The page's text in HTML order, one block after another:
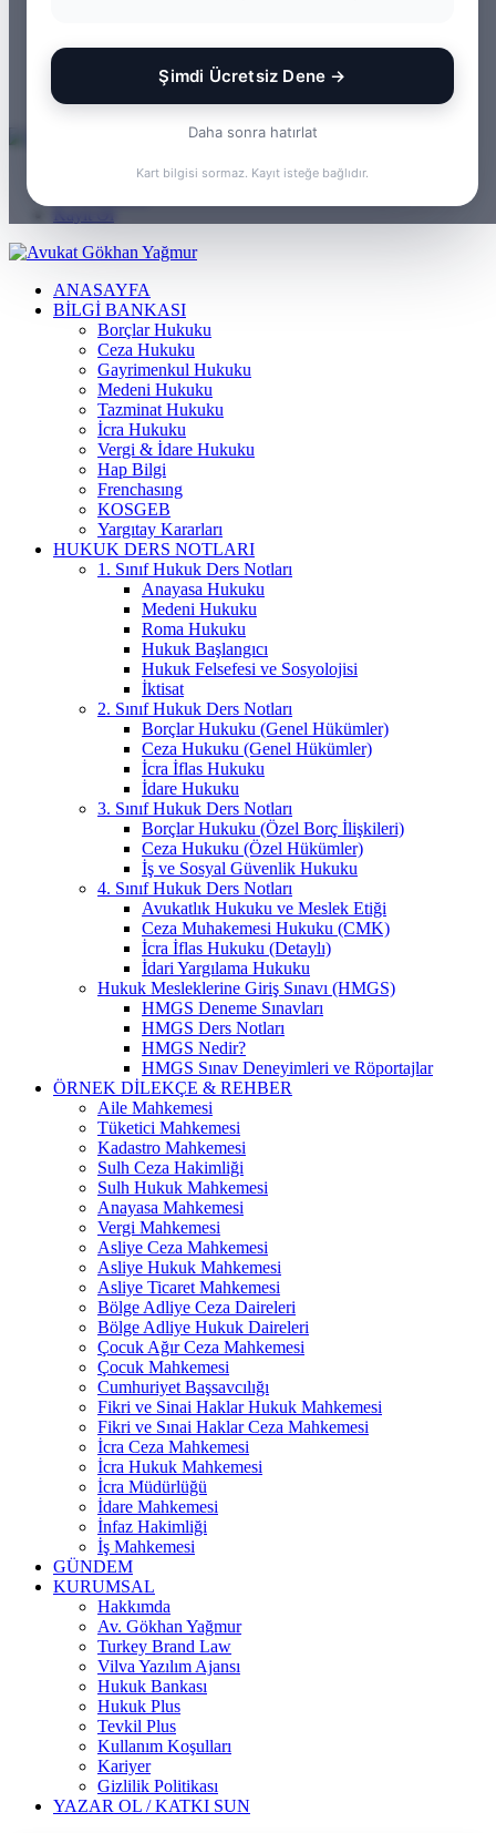
Şimdi Ücretsiz Dene →
Daha sonra hatırlat
Kart bilgisi sormaz. Kayıt isteğe bağlıdır.
Rastgele Makale
ANASAYFA
BILGI BANKASI
Borçlar Hukuku
Ceza Hukuku
Gayrimenkul Hukuku
Medeni Hukuku
Tazminat Hukuku
İcra Hukuku
Vergi & İdare Hukuku
Hap Bilgi
Frenchasıng
KOSGEB
Yargıtay Kararları
HUKUK DERS NOTLARI
1. Sınıf Hukuk Ders Notları
Anayasa Hukuku
Medeni Hukuku
Roma Hukuku
Hukuk Başlangıcı
Hukuk Felsefesi ve Sosyolojisi
İktisat
2. Sınıf Hukuk Ders Notları
Borçlar Hukuku (Genel Hükümler)
Ceza Hukuku (Genel Hükümler)
İcra İflas Hukuku
İdare Hukuku
3. Sınıf Hukuk Ders Notları
Borçlar Hukuku (Özel Borç İlişkileri)
Ceza Hukuku (Özel Hükümler)
İş ve Sosyal Güvenlik Hukuku
4. Sınıf Hukuk Ders Notları
Avukatlık Hukuku ve Meslek Etiği
Ceza Muhakemesi Hukuku (CMK)
İcra İflas Hukuku (Detaylı)
İdari Yargılama Hukuku
Hukuk Mesleklerine Giriş Sınavı (HMGS)
HMGS Deneme Sınavları
HMGS Ders Notları
HMGS Nedir?
HMGS Sınav Deneyimleri ve Röportajlar
ÖRNEK DILEKÇE & REHBER
Aile Mahkemesi
Tüketici Mahkemesi
Kadastro Mahkemesi
Sulh Ceza Hakimliği
Sulh Hukuk Mahkemesi
Anayasa Mahkemesi
Vergi Mahkemesi
Asliye Ceza Mahkemesi
Asliye Hukuk Mahkemesi
Asliye Ticaret Mahkemesi
Bölge Adliye Ceza Daireleri
Bölge Adliye Hukuk Daireleri
Çocuk Ağır Ceza Mahkemesi
Çocuk Mahkemesi
Cumhuriyet Başsavcılığı
Fikri ve Sinai Haklar Hukuk Mahkemesi
Fikri ve Sınai Haklar Ceza Mahkemesi
İcra Ceza Mahkemesi
İcra Hukuk Mahkemesi
İcra Müdürlüğü
İdare Mahkemesi
İnfaz Hakimliği
İş Mahkemesi
GÜNDEM
KURUMSAL
Hakkımda
Av. Gökhan Yağmur
Turkey Brand Law
Vilva Yazılım Ajansı
Hukuk Bankası
Hukuk Plus
Tevkil Plus
Kullanım Koşulları
Kariyer
Gizlilik Politikası
YAZAR OL / KATKI SUN